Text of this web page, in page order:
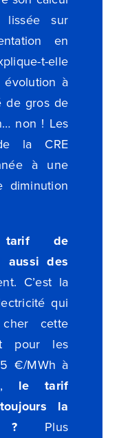
lissée sur
en
t-elle
à
de gros de
non ! Les
la CRE
à une
diminution
de
aussi des
C’est la
qui
cette
pour les
€/MWh à
le tarif
la
? Plus